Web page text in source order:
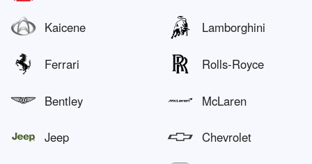
Kaicene Lamborghini
Ferrari Rolls-Royce
Bentley McLaren
Jeep Chevrolet